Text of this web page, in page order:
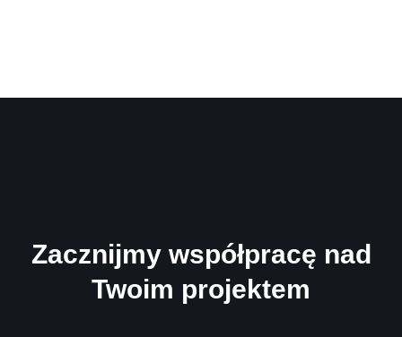
Zacznijmy współpracę nad
Twoim projektem